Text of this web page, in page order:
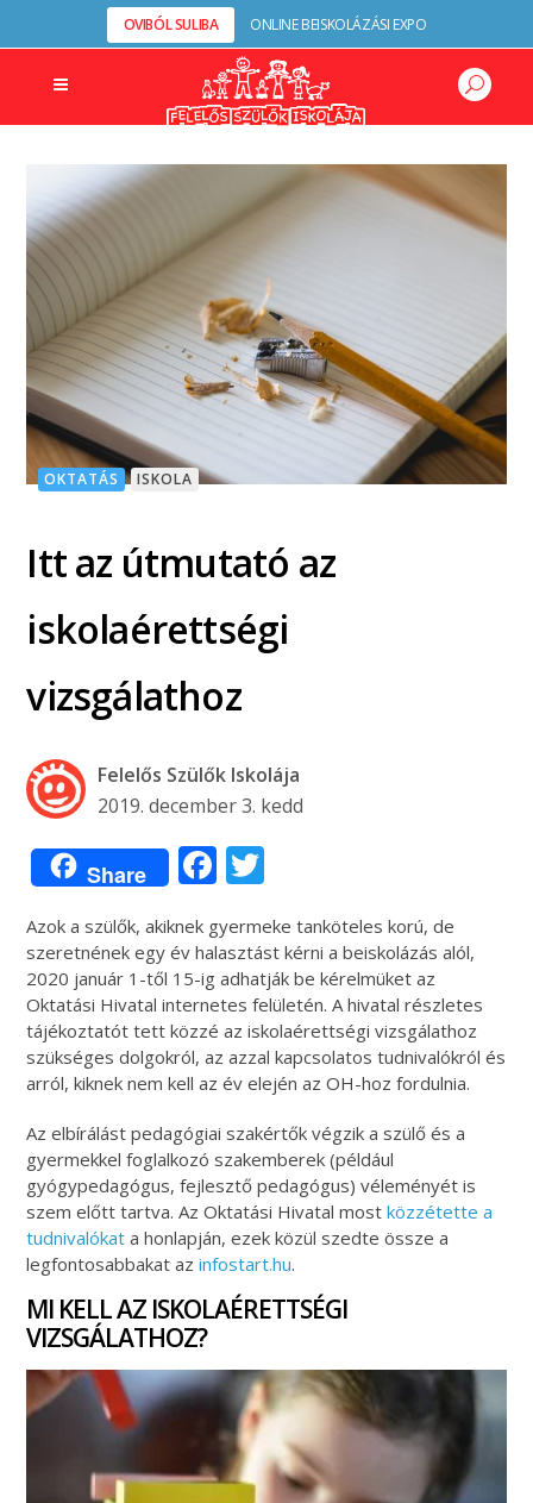
OVIBÓL SULIBA ONLINE BEISKOLÁZÁSI EXPO
OKTATÁS ISKOLA
Itt az útmutató az
iskolaérettségi
vizsgálathoz
Felelős Szülők Iskolája
2019. december 3. kedd
Share Facebook
Azok a szülők, akiknek gyermeke tanköteles korú, de
szeretnének egy év halasztást kérni a beiskolázás alól,
2020 január 1-től 15-ig adhatják be kérelmüket az
Oktatási Hivatal internetes felületén. A hivatal részletes
tájékoztatót tett közzé az iskolaérettségi vizsgálathoz
szükséges dolgokról, az azzal kapcsolatos tudnivalókról és
arról, kiknek nem kell az év elején az OH-hoz fordulnia.
Az elbírálást pedagógiai szakértők végzik a szülő és a
gyermekkel foglalkozó szakemberek (például
gyógypedagógus, fejlesztő pedagógus) véleményét is
szem előtt tartva. Az Oktatási Hivatal mostközzétette a
tudnivalókat a honlapján, ezek közül szedte össze a
legfontosabbakat azinfostart.hu.
MI KELL AZ ISKOLAÉRETTSÉGI
VIZSGÁLATHOZ?